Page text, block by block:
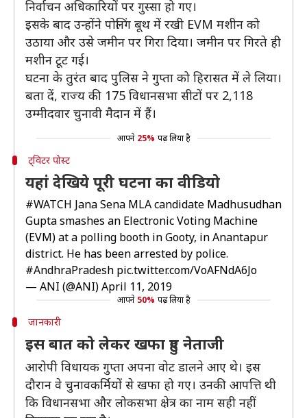
निर्वाचन अधिकारियों पर गुस्सा हो गए।
इसके बाद उन्होंने पोलिंग बूथ में रखी EVM मशीन को
उठाया और उसे जमीन पर गिरा दिया। जमीन पर गिरते ही
मशीन टूट गई।
घटना के तुरंत बाद पुलिस ने गुप्ता को हिरासत में ले लिया।
बता दें, राज्य की 175 विधानसभा सीटों पर 2,118
उम्मीदवार चुनावी मैदान में हैं।
आपने 25% पढ़ लिया है
ट्विटर पोस्ट
यहां देखिये पूरी घटना का वीडियो
#WATCH Jana Sena MLA candidate Madhusudhan
Gupta smashes an Electronic Voting Machine
(EVM) at a polling booth in Gooty, in Anantapur
district. He has been arrested by police.
#AndhraPradesh pic.twitter.com/VoAFNdA6Jo
— ANI (@ANI)April 11, 2019
आपने 50% पढ़ लिया है
जानकारी
इस बात को लेकर खफा हुए नेताजी
आरोपी विधायक गुप्ता अपना वोट डालने आए थे। इस
दौरान वे चुनावकर्मियों से खफा हो गए। उनकी आपत्ति थी
कि विधानसभा और लोकसभा क्षेत्र का नाम सही नहीं